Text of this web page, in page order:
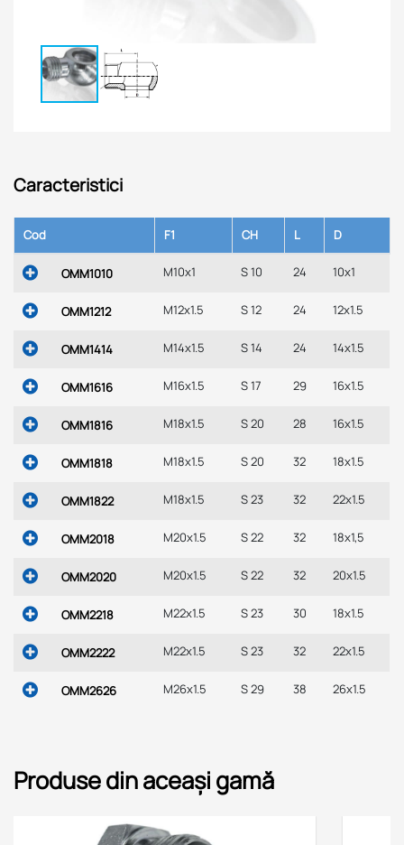
Caracteristici
Cod F1 CH L D
OMM1010 M10x1 S 10 24 10x1
OMM1212 M12x1.5 S 12 24 12x1.5
OMM1414 M14x1.5 S 14 24 14x1.5
OMM1616 M16x1.5 S 17 29 16x1.5
OMM1816 M18x1.5 S 20 28 16x1.5
OMM1818 M18x1.5 S 20 32 18x1.5
OMM1822 M18x1.5 S 23 32 22x1.5
OMM2018 M20x1.5 S 22 32 18x1,5
OMM2020 M20x1.5 S 22 32 20x1.5
OMM2218 M22x1.5 S 23 30 18x1.5
OMM2222 M22x1.5 S 23 32 22x1.5
OMM2626 M26x1.5 S 29 38 26x1.5
Produse din aceași gamă